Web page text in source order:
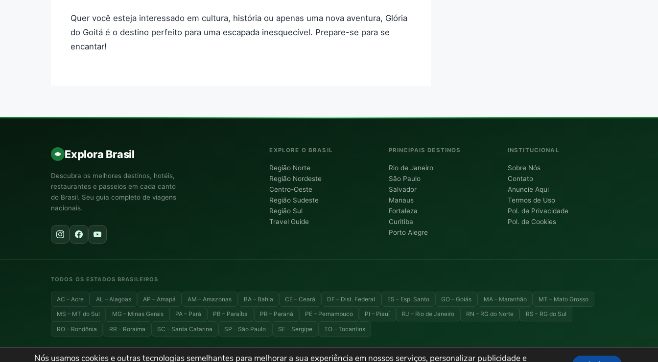
Quer você esteja interessado em cultura, história ou apenas uma nova aventura, Glória
do Goitá é o destino perfeito para uma escapada inesquecível. Prepare-se para se
encantar!
Nós usamos cookies e outras tecnologias semelhantes para melhorar a sua experiência em nossos serviços, personalizar publicidade e
Explora Brasil
Descubra os melhores destinos, hotéis,
restaurantes e passeios em cada canto
do Brasil. Seu guia completo de viagens
nacionais.
EXPLORE O BRASIL
Região Norte
Região Nordeste
Centro-Oeste
Região Sudeste
Região Sul
Travel Guide
PRINCIPAIS DESTINOS
Rio de Janeiro
São Paulo
Salvador
Manaus
Fortaleza
Curitiba
Porto Alegre
INSTITUCIONAL
Sobre Nós
Contato
Anuncie Aqui
Termos de Uso
Pol. de Privacidade
Pol. de Cookies
TODOS OS ESTADOS BRASILEIROS
AC – Acre AL – Alagoas AP – Amapá AM – Amazonas BA – Bahia CE – Ceará DF – Dist. Federal ES – Esp. Santo GO – Goiás MA – Maranhão MT – Mato Grosso
MS – MT do Sul MG – Minas Gerais PA – Pará PB – Paraíba PR – Paraná PE – Pernambuco PI – Piauí RJ – Rio de Janeiro RN – RG do Norte RS – RG do Sul
RO – Rondônia RR – Roraima SC – Santa Catarina SP – São Paulo SE – Sergipe TO – Tocantins